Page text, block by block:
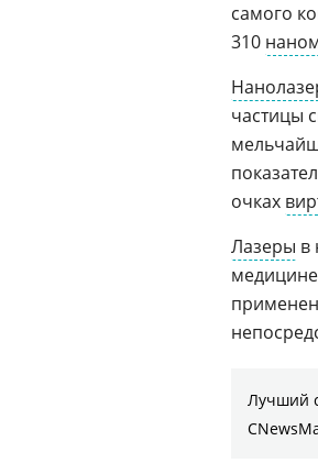
самого
310
частицы
очках
Лазеры в
Лучший